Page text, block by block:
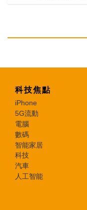
科技焦點
iPhone
5G流動
電腦
數碼
智能家居
科技
汽車
人工智能